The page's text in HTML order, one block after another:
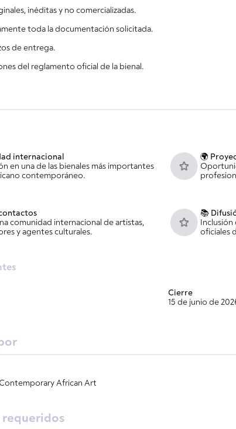
inéditas y no comercializadas.
toda la documentación solicitada.
de entrega.
del reglamento oficial de la bienal.
internacional
en una de las bienales más importantes
contemporáneo.
🌍
comunidad internacional de artistas,
y agentes culturales.
📚
oficiales
Cierre
15 de junio de
African Art
requeridos